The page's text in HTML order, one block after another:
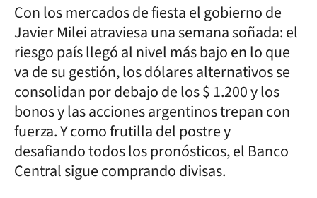
Con los mercados de fiesta el gobierno de
Javier Milei atraviesa una semana soñada: el
riesgo país llegó al nivel más bajo en lo que
va de su gestión, los dólares alternativos se
consolidan por debajo de los $ 1.200 y los
bonos y las acciones argentinos trepan con
fuerza. Y como frutilla del postre y
desafiando todos los pronósticos, el Banco
Central sigue comprando divisas.